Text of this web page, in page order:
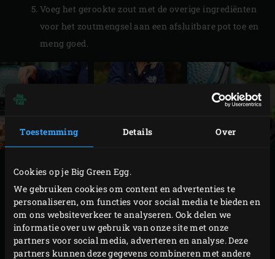
Toestemming Details Over
Cookies op je Big Green Egg.
We gebruiken cookies om content en advertenties te
personaliseren, om functies voor social media te bieden en
om ons websiteverkeer te analyseren. Ook delen we
informatie over uw gebruik van onze site met onze
partners voor social media, adverteren en analyse. Deze
partners kunnen deze gegevens combineren met andere
Voeg het gerookte zout met de overige ingrediënten
voor het zoutmengsel aan een afsluitbare pot toe en
meng goed.
BEREIDING
Breng de temperatuur van de Big Green Egg naar
130 °C. Dep intussen voor de rosbief de rundermuis
met keukenpapier droog. Pel de knoflook en wrijf of
rasp de teentjes fijn. Wrijf de rundermuis rondom